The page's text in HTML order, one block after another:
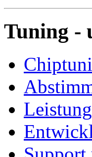
Tuning -